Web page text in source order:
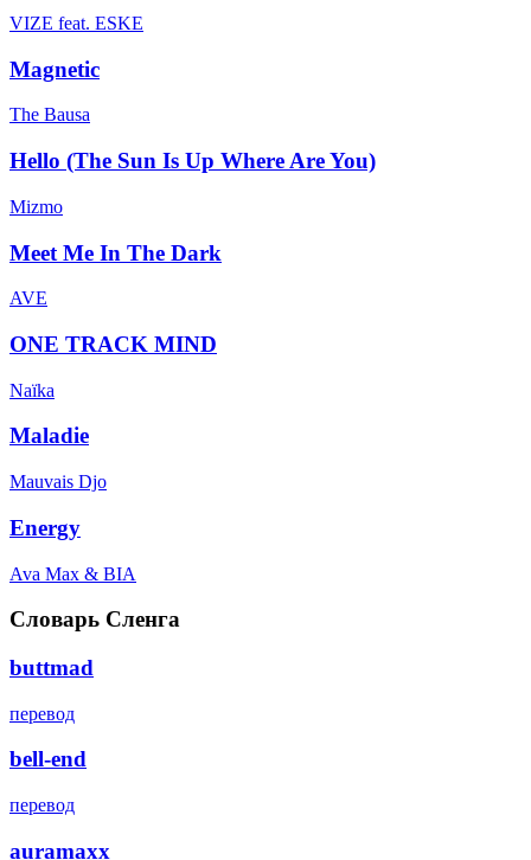
VIZE feat. ESKE
Magnetic
The Bausa
Hello (The Sun Is Up Where Are You)
Mizmo
Meet Me In The Dark
AVE
ONE TRACK MIND
Naïka
Maladie
Mauvais Djo
Energy
Ava Max & BIA
Словарь Сленга
buttmad
перевод
bell-end
перевод
auramaxx